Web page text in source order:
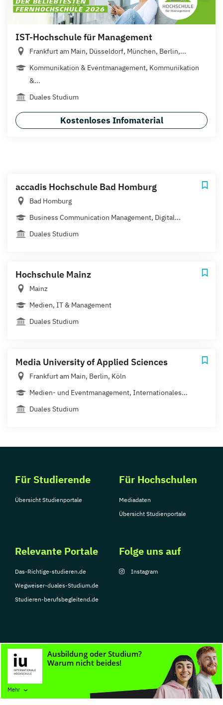
Mehr
IST-Hochschule für Management
Frankfurt am Main, Düsseldorf, München, Berlin,...
Kommunikation & Eventmanagement, Kommunikation
&...
Duales Studium
Kostenloses Infomaterial
accadis Hochschule Bad Homburg
Bad Homburg
Business Communication Management, Digital...
Duales Studium
Hochschule Mainz
Mainz
Medien, IT & Management
Duales Studium
Media University of Applied Sciences
Frankfurt am Main, Berlin, Köln
Medien- und Eventmanagement, Internationales...
Duales Studium
Für Studierende
Übersicht Studienportale
Für Hochschulen
Mediadaten
Übersicht Studienportale
Relevante Portale
Das-Richtige-studieren.de
Wegweiser-duales-Studium.de
Studieren-berufsbegleitend.de
Folge uns auf
Instagram
© Copyright 2026, TarGroup Media GmbH
Nutzungsbedingungen